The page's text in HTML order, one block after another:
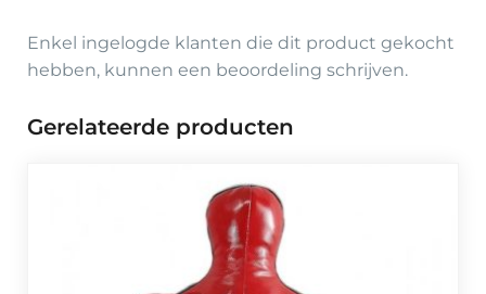
Enkel ingelogde klanten die dit product gekocht
hebben, kunnen een beoordeling schrijven.
Gerelateerde producten